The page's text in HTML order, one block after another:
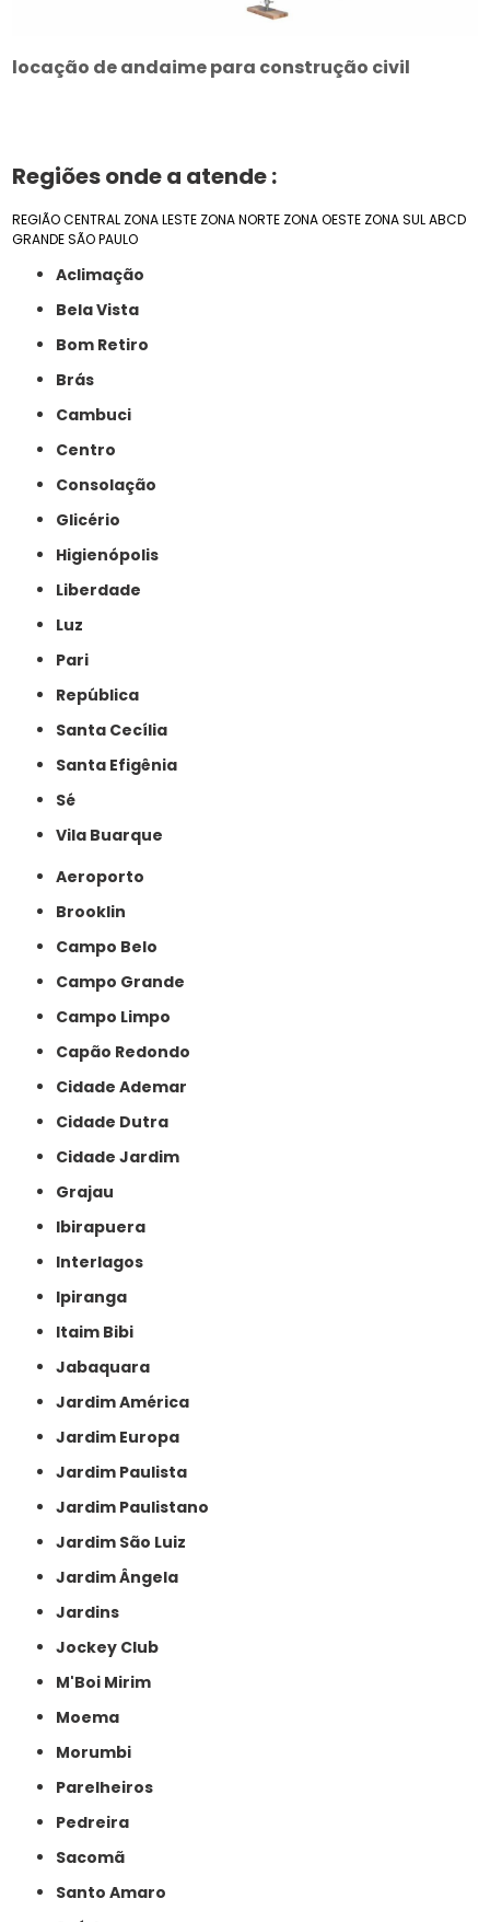
locação de andaime para construção civil
Regiões onde a atende :
REGIÃO CENTRAL ZONA LESTE ZONA NORTE ZONA OESTE ZONA SULABCD
GRANDE SÃO PAULO
Aclimação
Bela Vista
Bom Retiro
Brás
Cambuci
Centro
Consolação
Glicério
Higienópolis
Liberdade
Luz
Pari
República
Santa Cecília
Santa Efigênia
Sé
Vila Buarque
Aeroporto
Brooklin
Campo Belo
Campo Grande
Campo Limpo
Capão Redondo
Cidade Ademar
Cidade Dutra
Cidade Jardim
Grajau
Ibirapuera
Interlagos
Ipiranga
Itaim Bibi
Jabaquara
Jardim América
Jardim Europa
Jardim Paulista
Jardim Paulistano
Jardim São Luiz
Jardim Ângela
Jardins
Jockey Club
M'Boi Mirim
Moema
Morumbi
Parelheiros
Pedreira
Sacomã
Santo Amaro